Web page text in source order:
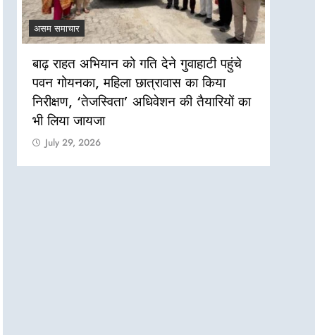
असम समाचार
बाढ़ राहत अभियान को गति देने गुवाहाटी पहुंचे
पवन गोयनका, महिला छात्रावास का किया
निरीक्षण, ‘तेजस्विता’ अधिवेशन की तैयारियों का
भी लिया जायजा
July 29, 2026